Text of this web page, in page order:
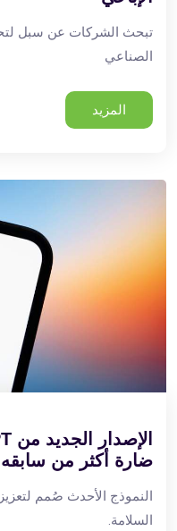
تبحث الشركات عن سبل
الصناعي
المزيد
ضارة أكثر من سابقه
النموذج الأحدث صُمم
السلامة.